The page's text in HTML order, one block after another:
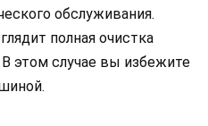
обслуживания.
полная очистка
этом случае вы избежите